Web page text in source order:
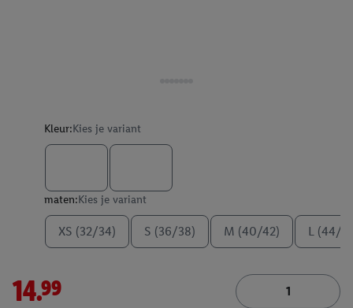
Kleur:Kies je variant
maten:Kies je variant
XS (32/34) S (36/38) M (40/42) L (44/
14.99